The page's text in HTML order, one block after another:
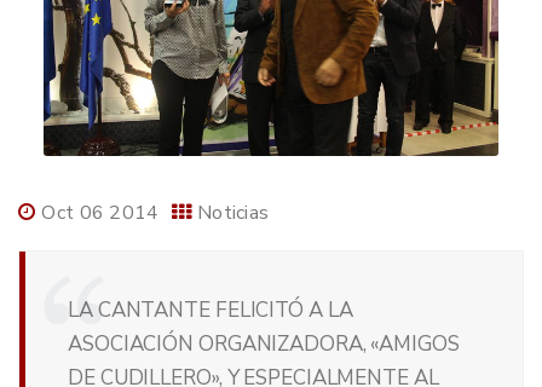
Oct 06 2014 Noticias
LA CANTANTE FELICITÓ A LA
ASOCIACIÓN ORGANIZADORA, «AMIGOS
DE CUDILLERO», Y ESPECIALMENTE AL